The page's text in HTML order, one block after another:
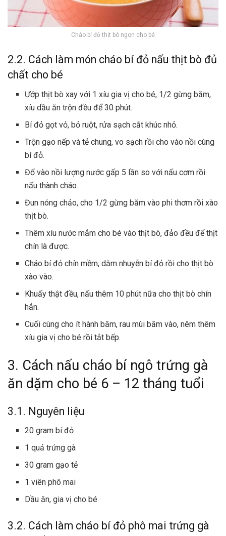
Cháo bí đỏ thịt bò ngon cho bé
2.2. Cách làm món cháo bí đỏ nấu thịt bò đủ
chất cho bé
Ướp thịt bò xay với 1 xíu gia vị cho bé, 1/2 gừng băm,
xíu dầu ăn trộn đều để 30 phút.
Bí đỏ gọt vỏ, bỏ ruột, rửa sạch cắt khúc nhỏ.
Trộn gạo nếp và tẻ chung, vo sạch rồi cho vào nồi cùng
bí đỏ.
Đổ vào nồi lượng nước gấp 5 lần so với nấu cơm rồi
nấu thành cháo.
Đun nóng chảo, cho 1/2 gừng băm vào phi thơm rồi xào
thịt bò.
Thêm xíu nước mắm cho bé vào thịt bò, đảo đều để thịt
chín là được.
Cháo bí đỏ chín mềm, dằm nhuyễn bí đỏ rồi chothịt bò
xào vào.
Khuấy thật đều, nấu thêm 10 phút nữa cho thịt bò chín
hẳn.
Cuối cùng cho ít hành băm, rau mùi băm vào, nêm thêm
xíu gia vị cho bé rồi tắt bếp.
3. Cách nấu cháo bí ngô trứng gà
ăn dặm cho bé 6 – 12 tháng tuổi
3.1. Nguyên liệu
20 gram bí đỏ
1 quả trứng gà
30 gram gạo tẻ
1 viên phô mai
Dầu ăn, gia vị cho bé
3.2. Cách làm cháo bí đỏ phô mai trứng gà